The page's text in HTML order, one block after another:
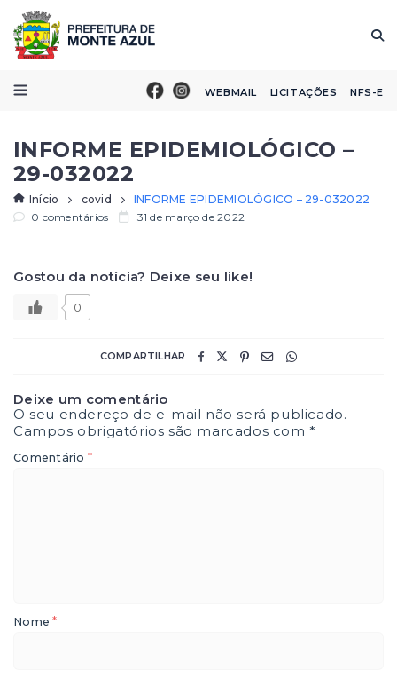
WEBMAIL LICITAÇÕES NFS-E
INFORME EPIDEMIOLÓGICO –
29-032022
Início covid
INFORME EPIDEMIOLÓGICO – 29-032022
0 comentários
31 de março de 2022
Gostou da notícia? Deixe seu like!
0
COMPARTILHAR
Deixe um comentário
O seu endereço de e-mail não será publicado.
Campos obrigatórios são marcados com*
Comentário *
Nome*